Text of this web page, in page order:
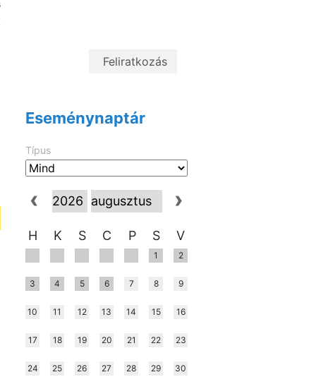
Eseménynaptár
Típus
H K S C P S V
1 2
3 4 5 6 7 8 9
10 11 12 13 14 15 16
17 18 19 20 21 22 23
24 25 26 27 28 29 30